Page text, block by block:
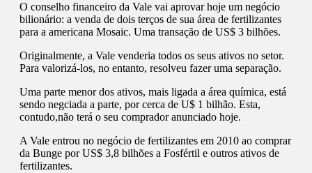
O conselho financeiro da Vale vai aprovar hoje um negócio
bilionário: a venda de dois terços de sua área de fertilizantes
para a americana Mosaic. Uma transação de US$ 3 bilhões.
Originalmente, a Vale venderia todos os seus ativos no setor.
Para valorizá-los, no entanto, resolveu fazer uma separação.
Uma parte menor dos ativos, mais ligada a área química, está
sendo negciada a parte, por cerca de U$ 1 bilhão. Esta,
contudo,não terá o seu comprador anunciado hoje.
A Vale entrou no negócio de fertilizantes em 2010 ao comprar
da Bunge por US$ 3,8 bilhões a Fosfértil e outros ativos de
fertilizantes.